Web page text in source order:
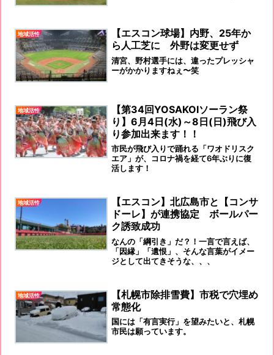
地域活性
【エスコン球場】内野、25年か
ら人工芝に 外野は変更せず
清宮、野村選手には、違ったプレッシャ
ーがかかりますねぇ〜笑
地域活性
【第34回YOSAKOIソーラン祭
り】6月4日(水)～8日(日)飛び入
り参加出来ます！！
市民が飛び入りで踊れる「ワオドリスク
エア」が、コロナ禍を経て6年ぶりに復
活します！
地域活性
【エスコン】北広島市と【コンサ
ドーレ】が連携協定 ボールパー
ク誘致成功
なんの「綱引き」だ？！一言で言えば、
「因縁」「遺恨」、そんな言葉がイメー
ジとして出てきそうな、、、
地域活性
【札幌市除排雪費】市税で穴埋め
常態化
国には「有言実行」を望みたいと、札幌
市民は願っています。